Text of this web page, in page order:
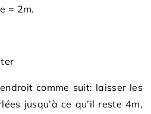
= 2m.
comme suit: laisser les
jusqu’à ce qu’il reste 4m,